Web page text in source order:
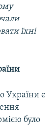
їхні
України є
було